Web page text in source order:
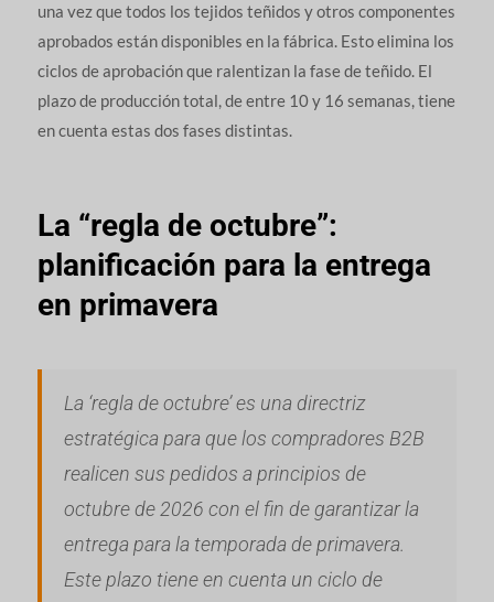
una vez que todos los tejidos teñidos y otros componentes
aprobados están disponibles en la fábrica. Esto elimina los
ciclos de aprobación que ralentizan la fase de teñido. El
plazo de producción total, de entre 10 y 16 semanas, tiene
en cuenta estas dos fases distintas.
La “regla de octubre”:
planificación para la entrega
en primavera
La ‘regla de octubre’ es una directriz
estratégica para que los compradores B2B
realicen sus pedidos a principios de
octubre de 2026 con el fin de garantizar la
entrega para la temporada de primavera.
Este plazo tiene en cuenta un ciclo de